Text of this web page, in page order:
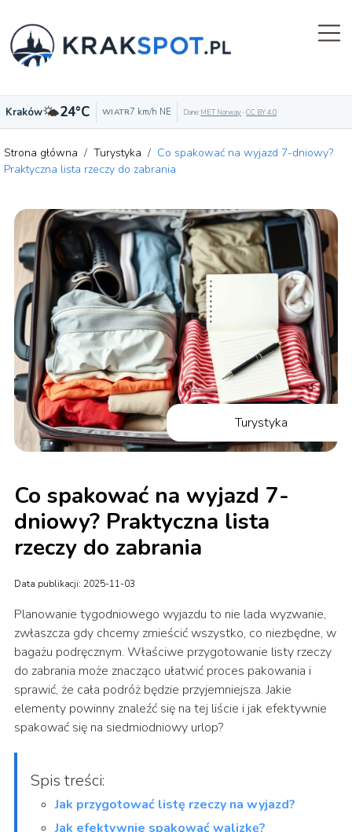
Kraków🌤️24°C WIATR7 km/h NE Dane:MET Norway·CC BY 4.0
Strona główna / Turystyka / Co spakować na wyjazd 7-dniowy?
Praktyczna lista rzeczy do zabrania
Turystyka
Co spakować na wyjazd 7-
dniowy? Praktyczna lista
rzeczy do zabrania
Data publikacji: 2025-11-03
Planowanie tygodniowego wyjazdu to nie lada wyzwanie,
zwłaszcza gdy chcemy zmieścić wszystko, co niezbędne, w
bagażu podręcznym. Właściwe przygotowanie listy rzeczy
do zabrania może znacząco ułatwić proces pakowania i
sprawić, że cała podróż będzie przyjemniejsza. Jakie
elementy powinny znaleźć się na tej liście i jak efektywnie
spakować się na siedmiodniowy urlop?
Spis treści:
Jak przygotować listę rzeczy na wyjazd?
Jak efektywnie spakować walizkę?